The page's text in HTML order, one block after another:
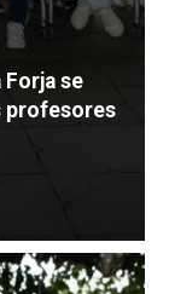
Forja se
profesores